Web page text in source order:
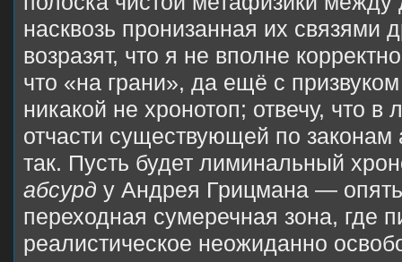
насквозь пронизанная их связями
возразят, что я не вполне
что «на грани», да ещё с
никакой не хронотоп; отвечу, что в
отчасти существующей по законам
так. Пусть будет лиминальный
абсурд у Андрея Грицмана —
переходная сумеречная зона, где
реалистическое неожиданно